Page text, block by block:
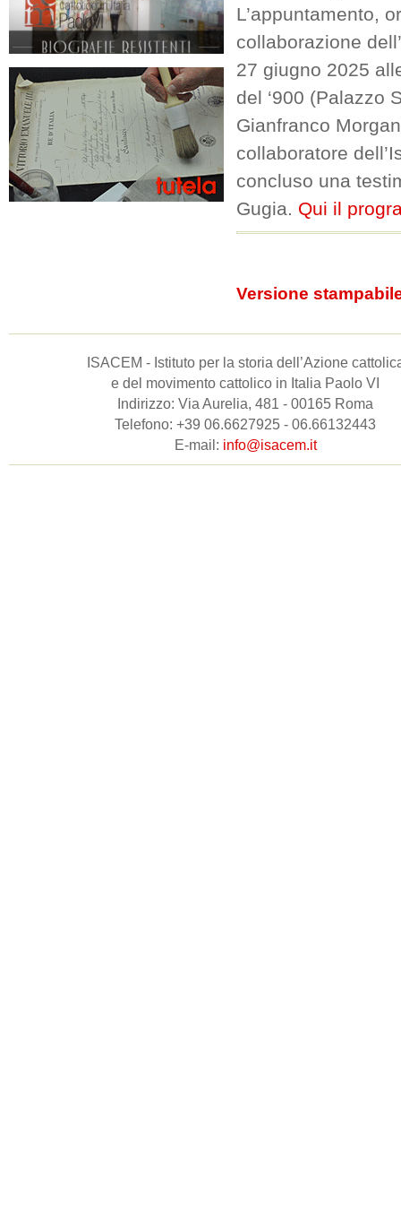
L’appuntamento,
collaborazione
27 giugno 2025
del ‘900 (Palazzo
Gianfranco
collaboratore
concluso una
Gugia. Qui il
Versione
ISACEM - Istituto per la storia dell’Azione
e del movimento cattolico in Italia Paolo VI
Indirizzo: Via Aurelia, 481 - 00165 Roma
Telefono: +39 06.6627925 - 06.66132443
E-mail: info@isacem.it